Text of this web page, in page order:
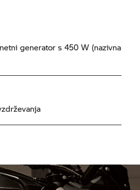
generator s 450 W (nazivna